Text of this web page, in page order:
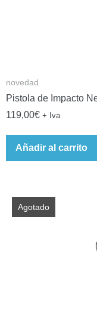
novedad
Pistola de Impacto
119,00€ + Iva
Añadir al carrito
Agotado